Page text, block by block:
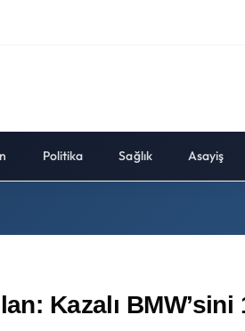
Politika Sağlık Asayiş
Kazalı BMW’sini